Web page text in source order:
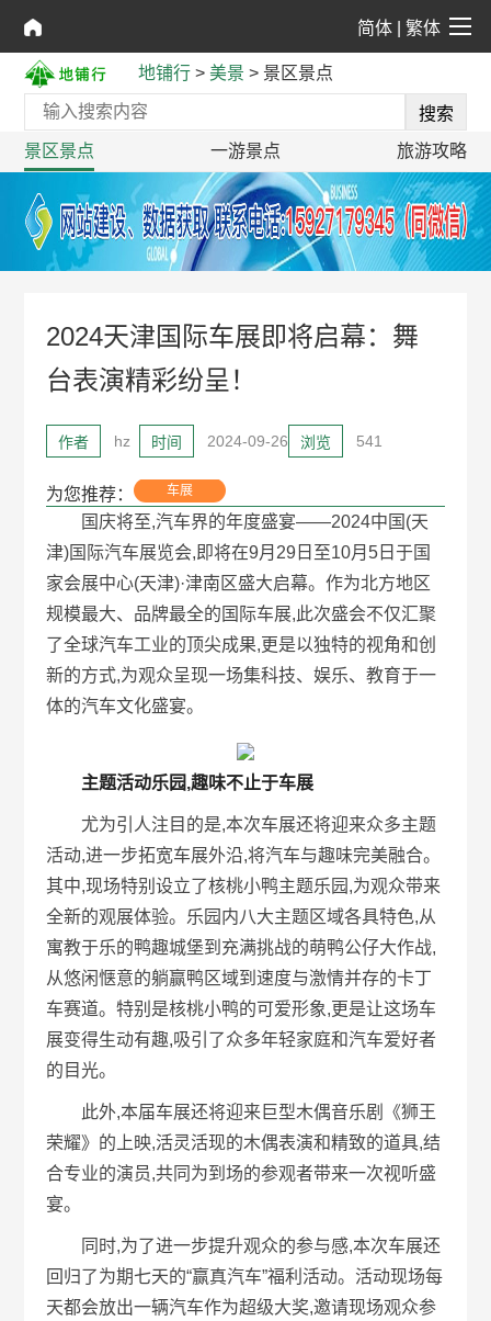
简体| 繁体
地铺行 > 美景 > 景区景点
景区景点 一游景点 旅游攻略
2024天津国际车展即将启幕：舞
台表演精彩纷呈！
作者 hz 时间 2024-09-26 浏览 541
为您推荐： 车展
国庆将至,汽车界的年度盛宴——2024中国(天
津)国际汽车展览会,即将在9月29日至10月5日于国
家会展中心(天津)·津南区盛大启幕。作为北方地区
规模最大、品牌最全的国际车展,此次盛会不仅汇聚
了全球汽车工业的顶尖成果,更是以独特的视角和创
新的方式,为观众呈现一场集科技、娱乐、教育于一
体的汽车文化盛宴。
主题活动乐园,趣味不止于车展
尤为引人注目的是,本次车展还将迎来众多主题
活动,进一步拓宽车展外沿,将汽车与趣味完美融合。
其中,现场特别设立了核桃小鸭主题乐园,为观众带来
全新的观展体验。乐园内八大主题区域各具特色,从
寓教于乐的鸭趣城堡到充满挑战的萌鸭公仔大作战,
从悠闲惬意的躺赢鸭区域到速度与激情并存的卡丁
车赛道。特别是核桃小鸭的可爱形象,更是让这场车
展变得生动有趣,吸引了众多年轻家庭和汽车爱好者
的目光。
此外,本届车展还将迎来巨型木偶音乐剧《狮王
荣耀》的上映,活灵活现的木偶表演和精致的道具,结
合专业的演员,共同为到场的参观者带来一次视听盛
宴。
同时,为了进一步提升观众的参与感,本次车展还
回归了为期七天的“赢真汽车”福利活动。活动现场每
天都会放出一辆汽车作为超级大奖,邀请现场观众参